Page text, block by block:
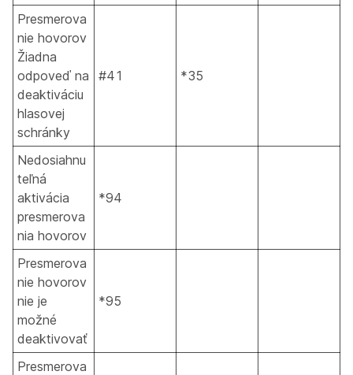
Presmerova
nie hovorov
Žiadna
odpoveď na
deaktiváciu
hlasovej
schránky
#41 *35
Nedosiahnu
teľná
aktivácia
presmerova
nia hovorov
*94
Presmerova
nie hovorov
nie je
možné
deaktivovať
*95
Presmerova